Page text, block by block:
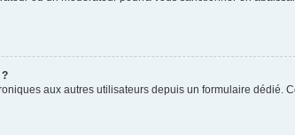
?
aux autres utilisateurs depuis un formulaire dédié.